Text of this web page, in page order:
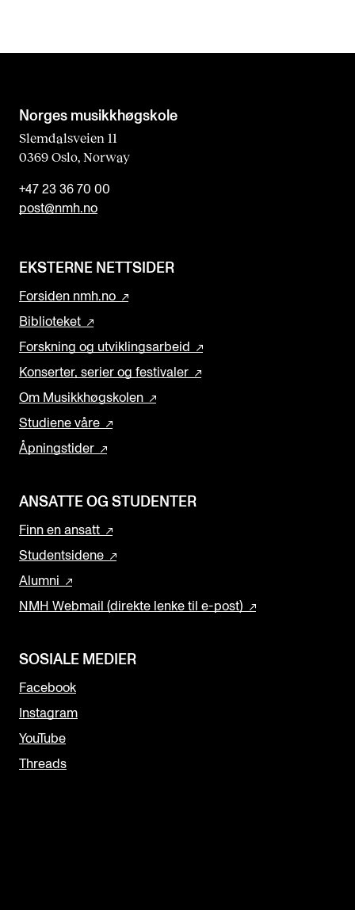
Norges musikk­høgskole
Slemdalsveien 11
0369 Oslo, Norway
+47 23 36 70 00
post@nmh.no
EKSTERNE NETTSIDER
Forsiden nmh.no
Biblioteket
Forskning og utviklingsarbeid
Konserter, serier og festivaler
Om Musikkhøgskolen
Studiene våre
Åpningstider
ANSATTE OG STUDENTER
Finn en ansatt
Studentsidene
Alumni
NMH Webmail (direkte lenke til e-post)
SOSIALE MEDIER
Facebook
Instagram
YouTube
Threads